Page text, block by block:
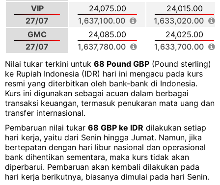
VIP
27/07
24,075.00
1,637,100.00
24,015.00
1,633,020.00
GMC
27/07
24,085.00
1,637,780.00
24,025.00
1,633,700.00
Nilai tukar terkini untuk 68 Pound GBP (Pound sterling)
ke Rupiah Indonesia (IDR) hari ini mengacu pada kurs
resmi yang diterbitkan oleh bank-bank di Indonesia.
Kurs ini digunakan sebagai acuan dalam berbagai
transaksi keuangan, termasuk penukaran mata uang dan
transfer internasional.
Pembaruan nilai tukar 68 GBP ke IDR dilakukan setiap
hari kerja, yaitu dari Senin hingga Jumat. Namun, jika
bertepatan dengan hari libur nasional dan operasional
bank dihentikan sementara, maka kurs tidak akan
diperbarui. Pembaruan akan kembali dilakukan pada
hari kerja berikutnya, biasanya dimulai pada hari Senin.